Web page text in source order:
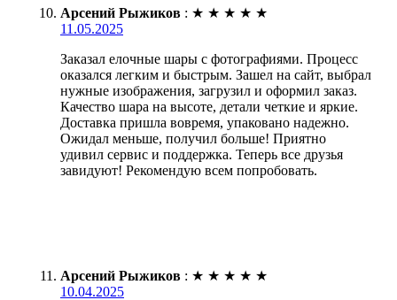
Арсений Рыжиков : ★ ★ ★ ★ ★
11.05.2025
Заказал елочные шары с фотографиями. Процесс
оказался легким и быстрым. Зашел на сайт, выбрал
нужные изображения, загрузил и оформил заказ.
Качество шара на высоте, детали четкие и яркие.
Доставка пришла вовремя, упаковано надежно.
Ожидал меньше, получил больше! Приятно
удивил сервис и поддержка. Теперь все друзья
завидуют! Рекомендую всем попробовать.
Арсений Рыжиков : ★ ★ ★ ★ ★
10.04.2025